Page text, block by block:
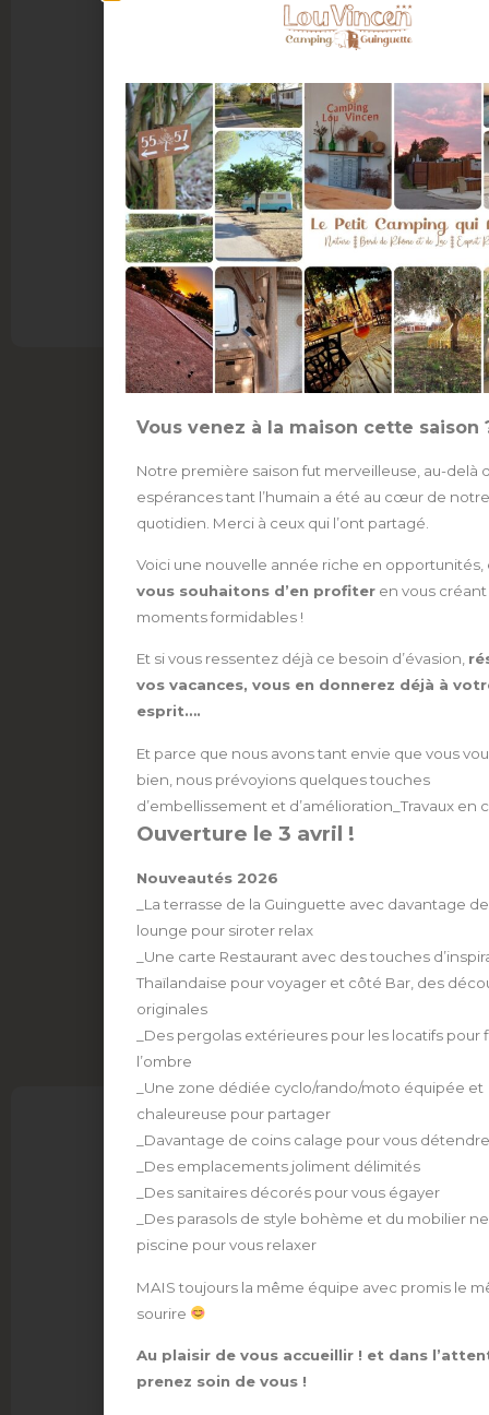
(+33) 04 66 59 21 29
Vous venez à la maison cette saison
Notre première saison fut merveilleuse, au-delà
espérances tant l’humain a été au cœur de notre
quotidien. Merci à ceux qui l’ont partagé.
Voici une nouvelle année riche en
vous souhaitons d’en profiter en vous
moments formidables !
Et si vous ressentez déjà ce besoin d’évasion,
vos vacances, vous en donnerez déjà à
esprit….
Et parce que nous avons tant envie que vous
bien, nous prévoyions quelques touches
d’embellissement et d’amélioration_Travaux en
Ouverture le 3 avril !
Nouveautés 2026
_La terrasse de la Guinguette avec davantage
lounge pour siroter relax
_Une carte Restaurant avec des touches
Thaïlandaise pour voyager et côté Bar, des
originales
_Des pergolas extérieures pour les locatifs pour
l’ombre
_Une zone dédiée cyclo/rando/moto équipée et
chaleureuse pour partager
_Davantage de coins calage pour vous détendre
_Des emplacements joliment délimités
_Des sanitaires décorés pour vous égayer
_Des parasols de style bohème et du mobilier
piscine pour vous relaxer
MAIS toujours la même équipe avec promis le
sourire
Au plaisir de vous accueillir ! et dans
prenez soin de vous !